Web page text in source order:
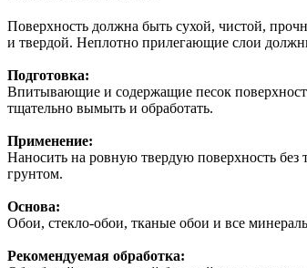
Поверхность должна быть сухой, чистой,
и твердой. Неплотно прилегающие слои
Подготовка:
Впитывающие и содержащие песок
тщательно вымыть и обработать.
Применение:
Наносить на ровную твердую поверхность
грунтом.
Основа:
Обои, стекло-обои, тканые обои и все
Рекомендуемая обработка: